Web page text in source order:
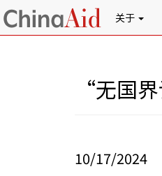
关于
“无国
10/17/2024